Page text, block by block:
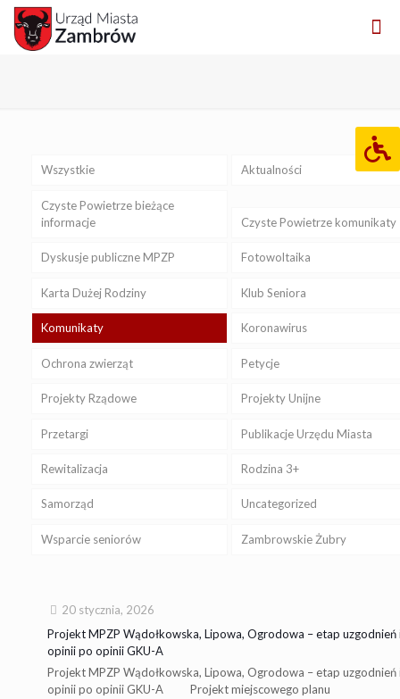
Wszystkie Aktualności
Czyste Powietrze bieżące
informacje
Czyste Powietrze komunikaty
Dyskusje publiczne MPZP Fotowoltaika
Karta Dużej Rodziny Klub Seniora
Komunikaty Koronawirus
Ochrona zwierząt Petycje
Projekty Rządowe Projekty Unijne
Przetargi Publikacje Urzędu Miasta
Rewitalizacja Rodzina 3+
Samorząd Uncategorized
Wsparcie seniorów Zambrowskie Żubry
20 stycznia, 2026
Projekt MPZP Wądołkowska, Lipowa, Ogrodowa – etap uzgodnień
opinii po opinii GKU-A
Projekt MPZP Wądołkowska, Lipowa, Ogrodowa – etap uzgodnień
opinii po opinii GKU-A Projekt miejscowego planu